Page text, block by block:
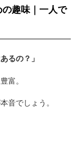
趣味｜一人で
るの？」
富。
音でしょう。